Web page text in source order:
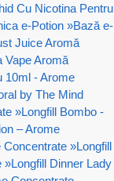
Cu Nicotina Pentru
e-Potion »Bază e-
Juice Aromă
Vape Aromă
10ml - Arome
by The Mind
»Longfill Bombo -
– Arome
Concentrate »Longfill
»Longfill Dinner Lady